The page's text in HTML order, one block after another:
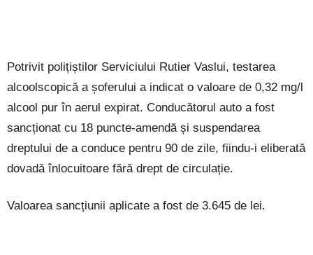
Potrivit polițiștilor Serviciului Rutier Vaslui, testarea
alcoolscopică a șoferului a indicat o valoare de 0,32 mg/l
alcool pur în aerul expirat. Conducătorul auto a fost
sancționat cu 18 puncte-amendă și suspendarea
dreptului de a conduce pentru 90 de zile, fiindu-i eliberată
dovadă înlocuitoare fără drept de circulație.
Valoarea sancțiunii aplicate a fost de 3.645 de lei.